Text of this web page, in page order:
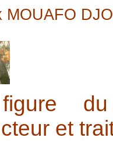
MOUAFO
du
et